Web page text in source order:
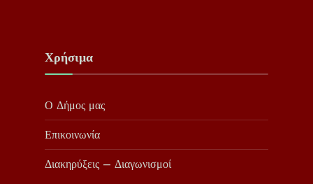
Χρήσιμα
Ο Δήμος μας
Επικοινωνία
Διακηρύξεις – Διαγωνισμοί